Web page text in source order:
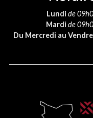
Lundi de
Mardi de
Du Mercredi au